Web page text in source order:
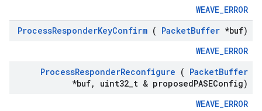
WEAVE_ERROR
ProcessResponderKeyConfirm ( PacketBuffer *buf)
WEAVE_ERROR
ProcessResponderReconfigure ( PacketBuffer
*buf, uint32 t & proposedPASEConfig)
WEAVE_ERROR